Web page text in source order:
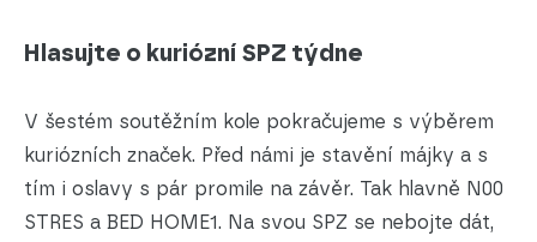
Hlasujte o kuriózní SPZ týdne
V šestém soutěžním kole pokračujeme s výběrem
kuriózních značek. Před námi je stavění májky a s
tím i oslavy s pár promile na závěr. Tak hlavně N00
STRES a BED HOME1. Na svou SPZ se nebojte dát,